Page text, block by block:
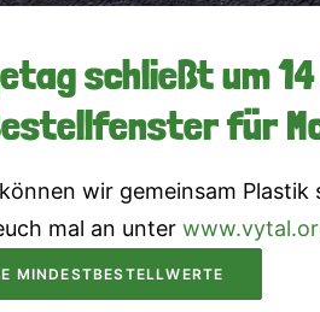
schließt um
für
wir gemeinsam
mal an unter
MINDESTBESTELLWERTE